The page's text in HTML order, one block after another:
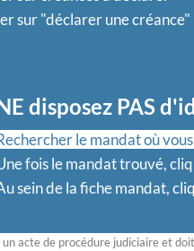
sur "déclarer une
disposez PAS
le mandat où
fois le mandat trouvé,
sein de la fiche mandat,
acte de procédure judiciaire et